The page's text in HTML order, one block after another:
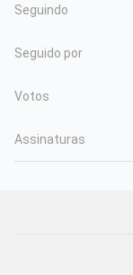
Seguindo
Seguido por
Votos
Assinaturas